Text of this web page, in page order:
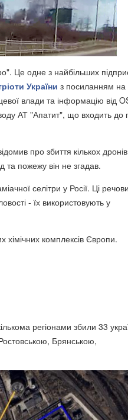
Це одне з найбільших
України з посиланням на
влади та інформацію від
АТ "Апатит", що входить до
про збиття кількох
пожежу він не згадав.
селітри у Росії. Ці
- їх використовують у
комплексів Європи.
регіонами збили 33
Брянською,